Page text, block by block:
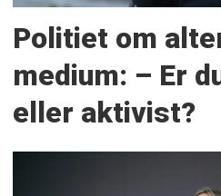
Politiet om
medium: – Er
eller aktivist?